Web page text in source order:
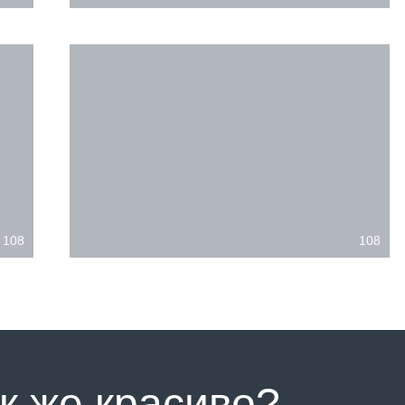
108 108